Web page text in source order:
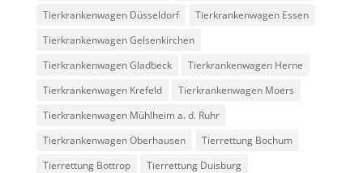
Tierkrankenwagen Düsseldorf
Tierkrankenwagen Essen
Tierkrankenwagen Gelsenkirchen
Tierkrankenwagen Gladbeck
Tierkrankenwagen Herne
Tierkrankenwagen Krefeld
Tierkrankenwagen Moers
Tierkrankenwagen Mühlheim a. d. Ruhr
Tierkrankenwagen Oberhausen
Tierrettung Bochum
Tierrettung Bottrop
Tierrettung Duisburg